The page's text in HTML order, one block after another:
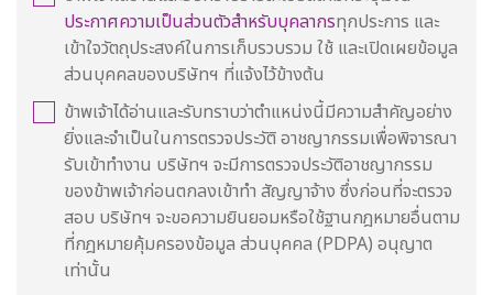
ประกาศความเป็นส่วนตัวสำหรับบุคลากรทุกประการ และ
เข้าใจวัตถุประสงค์ในการเก็บรวบรวม ใช้ และเปิดเผยข้อมูล
ส่วนบุคคลของบริษัทฯ ที่แจ้งไว้ข้างต้น
ข้าพเจ้าได้อ่านและรับทราบว่าตำแหน่งนี้มีความสำคัญอย่าง
ยิ่งและจำเป็นในการตรวจประวัติ อาชญากรรมเพื่อพิจารณา
รับเข้าทำงาน บริษัทฯ จะมีการตรวจประวัติอาชญากรรม
ของข้าพเจ้าก่อนตกลงเข้าทำ สัญญาจ้าง ซึ่งก่อนที่จะตรวจ
สอบ บริษัทฯ จะขอความยินยอมหรือใช้ฐานกฎหมายอื่นตาม
ที่กฎหมายคุ้มครองข้อมูล ส่วนบุคคล (PDPA) อนุญาต
เท่านั้น